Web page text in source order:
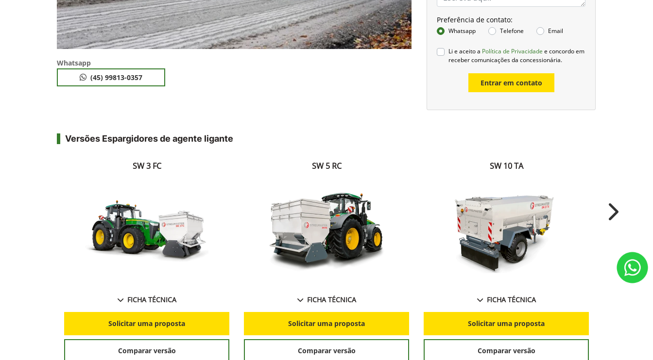
Preferência de contato:
Whatsapp Telefone Email
Li e aceito a Política de Privacidade e concordo em
receber comunicações da concessionária.
Entrar em contato
Whatsapp
(45) 99813-0357
Versões Espargidores de agente ligante
SW 3 FC
FICHA TÉCNICA
Solicitar uma proposta
Comparar versão
SW 5 RC
FICHA TÉCNICA
Solicitar uma proposta
Comparar versão
SW 10 TA
FICHA TÉCNICA
Solicitar uma proposta
Comparar versão
Next